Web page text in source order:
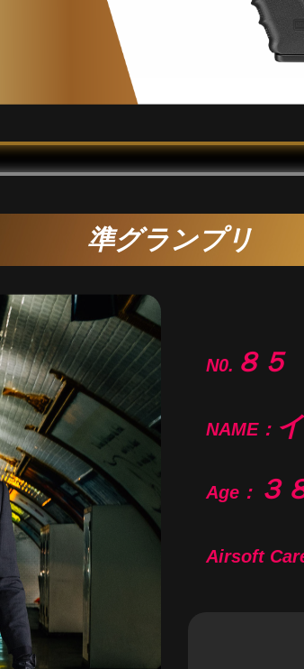
準グランプリ
N0. ８５
NAME：
Age： ３
Airsoft